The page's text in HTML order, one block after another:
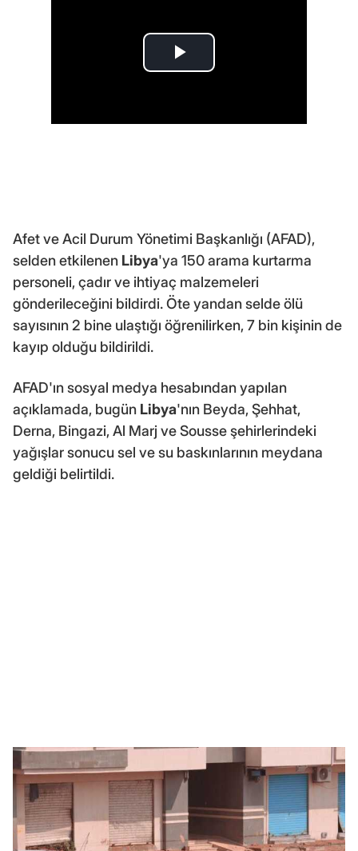
Afet ve Acil Durum Yönetimi Başkanlığı (AFAD),
selden etkilenen Libya'ya 150 arama kurtarma
personeli, çadır ve ihtiyaç malzemeleri
gönderileceğini bildirdi. Öte yandan selde ölü
sayısının 2 bine ulaştığı öğrenilirken, 7 bin kişinin de
kayıp olduğu bildirildi.
AFAD'ın sosyal medya hesabından yapılan
açıklamada, bugün Libya'nın Beyda, Şehhat,
Derna, Bingazi, Al Marj ve Sousse şehirlerindeki
yağışlar sonucu sel ve su baskınlarının meydana
geldiği belirtildi.